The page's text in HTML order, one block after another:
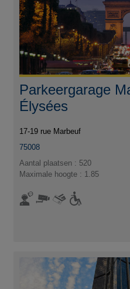
Parkeergarage
Élysées
17-19 rue Marbeuf
75008
Aantal plaatsen : 520
Maximale hoogte : 1.85